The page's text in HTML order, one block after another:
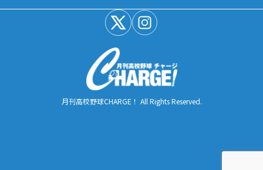
月刊高校野球CHARGE！ All Rights Reserved.